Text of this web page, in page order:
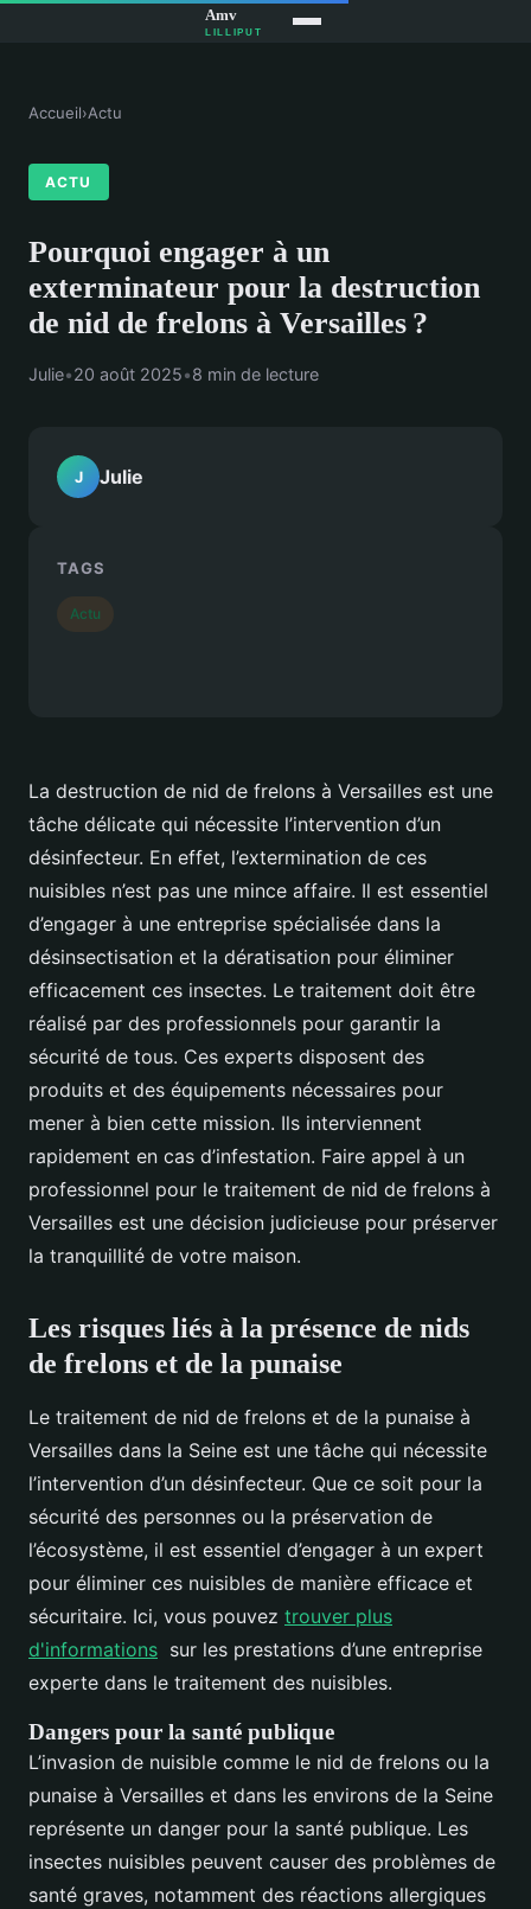
Accueil›Actu
ACTU
Pourquoi engager à un
exterminateur pour la destruction
de nid de frelons à Versailles ?
Julie•20 août 2025•8 min de lecture
La destruction de nid de frelons à Versailles est une
tâche délicate qui nécessite l’intervention d’un
désinfecteur. En effet, l’extermination de ces
nuisibles n’est pas une mince affaire. Il est essentiel
d’engager à une entreprise spécialisée dans la
désinsectisation et la dératisation pour éliminer
efficacement ces insectes. Le traitement doit être
réalisé par des professionnels pour garantir la
sécurité de tous. Ces experts disposent des
produits et des équipements nécessaires pour
mener à bien cette mission. Ils interviennent
rapidement en cas d’infestation. Faire appel à un
professionnel pour le traitement de nid de frelons à
Versailles est une décision judicieuse pour préserver
la tranquillité de votre maison.
Les risques liés à la présence de nids
de frelons et de la punaise
Le traitement de nid de frelons et de la punaise à
Versailles dans la Seine est une tâche qui nécessite
l’intervention d’un désinfecteur. Que ce soit pour la
sécurité des personnes ou la préservation de
l’écosystème, il est essentiel d’engager à un expert
pour éliminer ces nuisibles de manière efficace et
sécuritaire. Ici, vous pouvez trouver plus
d'informations sur les prestations d’une entreprise
experte dans le traitement des nuisibles.
Dangers pour la santé publique
L’invasion de nuisible comme le nid de frelons ou la
punaise à Versailles et dans les environs de la Seine
représente un danger pour la santé publique. Les
insectes nuisibles peuvent causer des problèmes de
santé graves, notamment des réactions allergiques
J Julie
TAGS
Actu